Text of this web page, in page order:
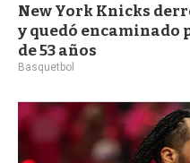
New York Knicks
y quedó encaminado
de 53 años
Basquetbol